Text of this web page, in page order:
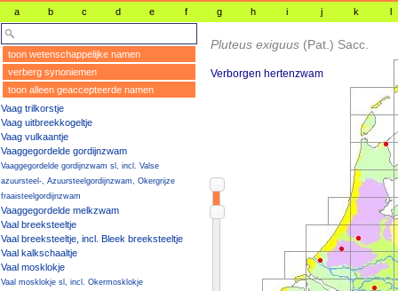
a b c d e f g h i j k l
toon wetenschappelijke namen
verberg synoniemen
toon alleen geaccepteerde namen
Vaag trilkorstje
Vaag uitbreekkogeltje
Vaag vulkaantje
Vaaggegordelde gordijnzwam
Vaaggegordelde gordijnzwam sl, incl. Valse
azuursteel-, Azuursteelgordijnzwam, Okergrijze
fraaisteelgordijnzwam
Vaaggegordelde melkzwam
Vaal breeksteeltje
Vaal breeksteeltje, incl. Bleek breeksteeltje
Vaal kalkschaaltje
Vaal mosklokje
Vaal mosklokje sl, incl. Okermosklokje
Pluteus exiguus (Pat.) Sacc.
Verborgen hertenzwam